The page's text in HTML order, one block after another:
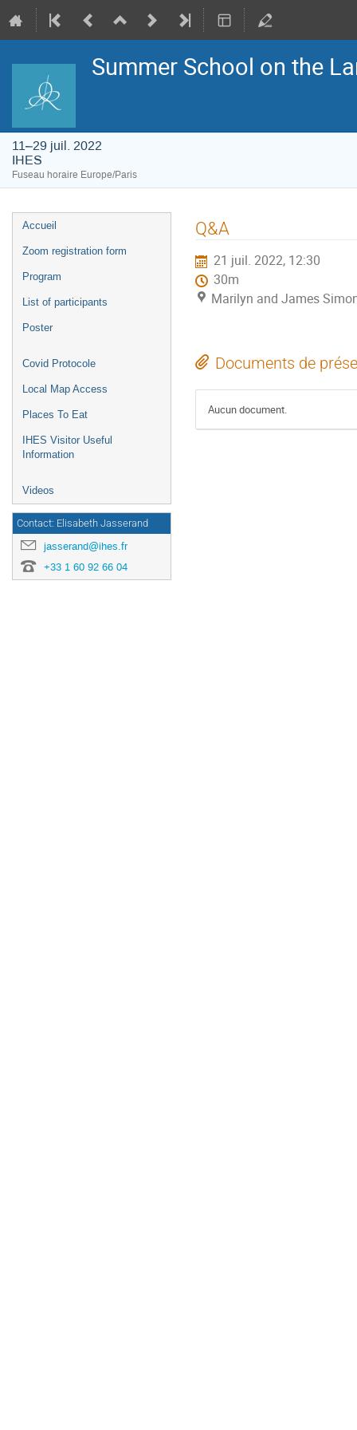
Summer School on the
11–29 juil. 2022
IHES
Fuseau horaire Europe/Paris
Menu
de
l'événement
Accueil
Zoom registration form
Program
List of participants
Poster
Covid Protocole
Local Map Access
Places To Eat
IHES Visitor Useful
Information
Videos
Contact: Elisabeth Jasserand
jasserand@ihes.fr
+33 1 60 92 66 04
Q&A
21 juil. 2022, 12:30
30m
Marilyn and James
Documents de
Aucun document.